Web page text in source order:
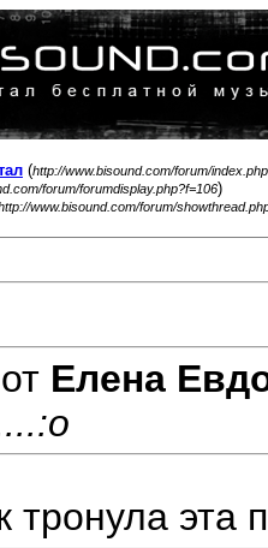
(http://www.bisound.com/forum/index.php
forum/forumdisplay.php?f=106)
www.bisound.com/forum/
Елена
тронула эта